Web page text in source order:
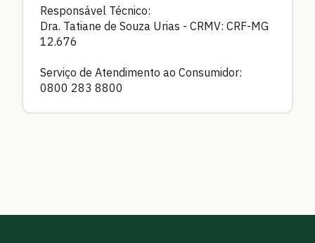
Responsável Técnico:
Dra. Tatiane de Souza Urias - CRMV: CRF-MG
12.676
Serviço de Atendimento ao Consumidor:
0800 283 8800